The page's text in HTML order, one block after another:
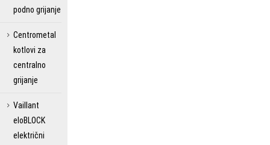
podno grijanje
Centrometal
kotlovi za
centralno
grijanje
Vaillant
eloBLOCK
električni